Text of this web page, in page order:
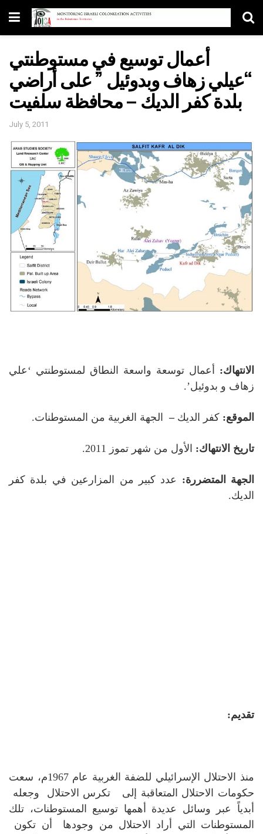
أعمال توسيع في مستوطنتي
“عيلي زهاف وبدوئيل ” على أراضي
بلدة كفر الديك – محافظة سلفيت
July 5, 2011
الانتهاك: أعمال توسعة واسعة النطاق لمستوطنتي ‘علي
زهاف و بدوئيل’.
الموقع: كفر الديك – الجهة الغربية من المستوطنات.
تاريخ الانتهاك: الأول من شهر تموز 2011.
الجهة المتضررة: عدد كبير من المزارعين في بلدة كفر
الديك.
تقديم:
منذ الاحتلال الإسرائيلي للضفة الغربية عام 1967م، سعت
حكومات الاحتلال المتعاقبة إلى تكرس الاحتلال وجعله
أبدياً عبر وسائل عديدة أهمها توسيع المستوطنات، تلك
المستوطنات التي أراد الاحتلال من وجودها أن تكون